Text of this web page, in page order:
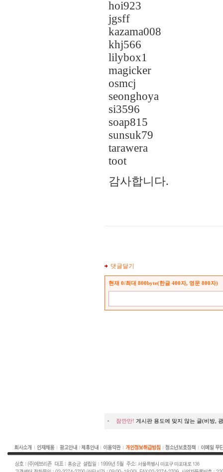
hoi923
jgsff
kazama008
khj566
lilybox1
magicker
osmcj
seonghoya
si3596
soap815
sunsuk79
tarawera
toot
감사합니다.
댓글달기
현재 0/최대 800byte(한글 400자, 영문 800자)
잠깐만! 게시판 용도에 맞지 않는 글(비방,